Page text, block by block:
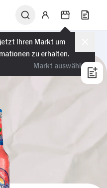
Ihren Markt um
zu erhalten.
Markt auswählen